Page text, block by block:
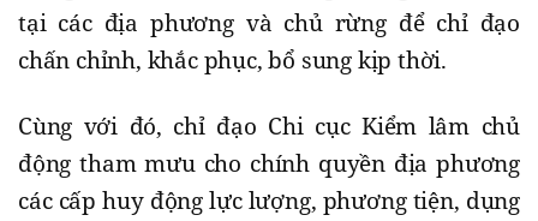
tại các địa phương và chủ rừng để chỉ đạo
chấn chỉnh, khắc phục, bổ sung kịp thời.
Cùng với đó, chỉ đạo Chi cục Kiểm lâm chủ
động tham mưu cho chính quyền địa phương
các cấp huy động lực lượng, phương tiện, dụng